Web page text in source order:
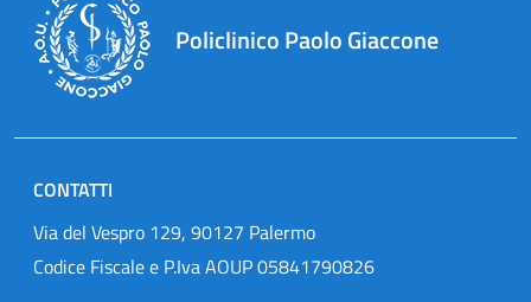
Policlinico Paolo Giaccone
CONTATTI
Via del Vespro 129, 90127 Palermo
Codice Fiscale e P.Iva AOUP 05841790826